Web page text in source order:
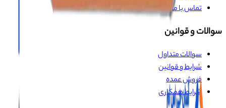
تماس با ما
سوالات و قوانین
سوالات متداول
شرایط و قوانین
فروش عمده
شرایط همکاری